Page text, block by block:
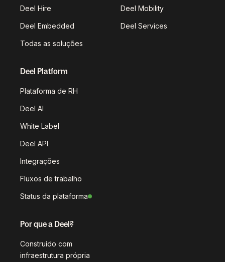
Deel Hire Deel Mobility
Deel Embedded Deel Services
Todas as soluções
Deel Platform
Plataforma de RH
Deel AI
White Label
Deel API
Integrações
Fluxos de trabalho
Status da plataforma
Por que a Deel?
Construído com
infraestrutura própria